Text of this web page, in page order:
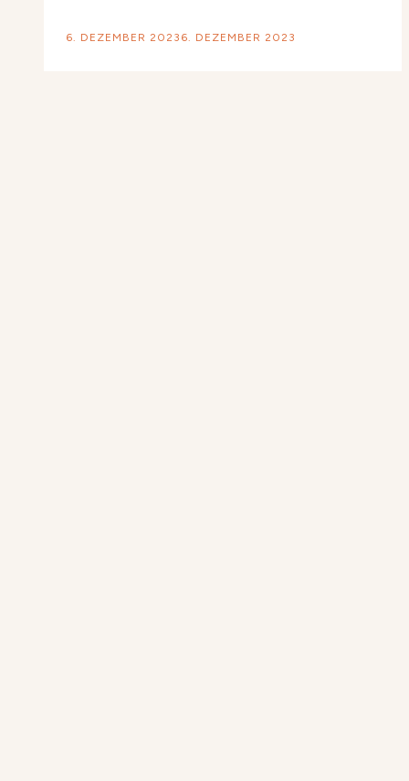
6. DEZEMBER 2023 6. DEZEMBER 2023